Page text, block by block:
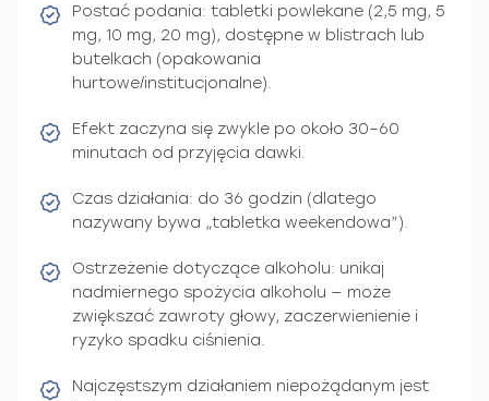
Postać podania: tabletki powlekane (2,5 mg, 5
mg, 10 mg, 20 mg), dostępne w blistrach lub
butelkach (opakowania
hurtowe/institucjonalne).
Efekt zaczyna się zwykle po około 30–60
minutach od przyjęcia dawki.
Czas działania: do 36 godzin (dlatego
nazywany bywa „tabletka weekendowa”).
Ostrzeżenie dotyczące alkoholu: unikaj
nadmiernego spożycia alkoholu — może
zwiększać zawroty głowy, zaczerwienienie i
ryzyko spadku ciśnienia.
Najczęstszym działaniem niepożądanym jest